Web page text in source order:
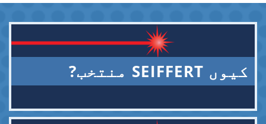
کیوں SEIFFERT منتخب?